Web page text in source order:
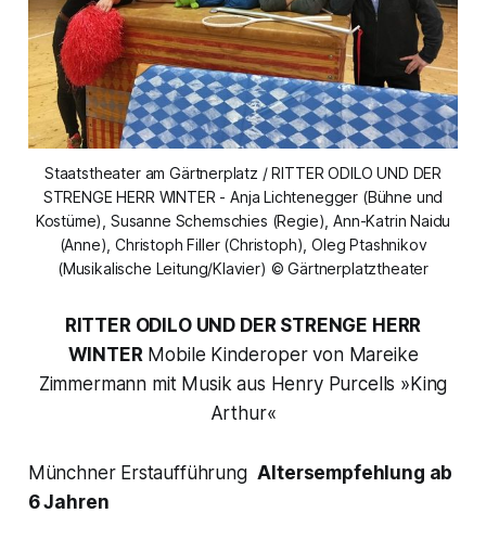
Staatstheater am Gärtnerplatz / RITTER ODILO UND DER
STRENGE HERR WINTER - Anja Lichtenegger (Bühne und
Kostüme), Susanne Schemschies (Regie), Ann-Katrin Naidu
(Anne), Christoph Filler (Christoph), Oleg Ptashnikov
(Musikalische Leitung/Klavier) © Gärtnerplatztheater
RITTER ODILO UND DER STRENGE HERR
WINTER Mobile Kinderoper von Mareike
Zimmermann mit Musik aus Henry Purcells »King
Arthur«
Münchner ErstaufführungAltersempfehlung ab
6 Jahren